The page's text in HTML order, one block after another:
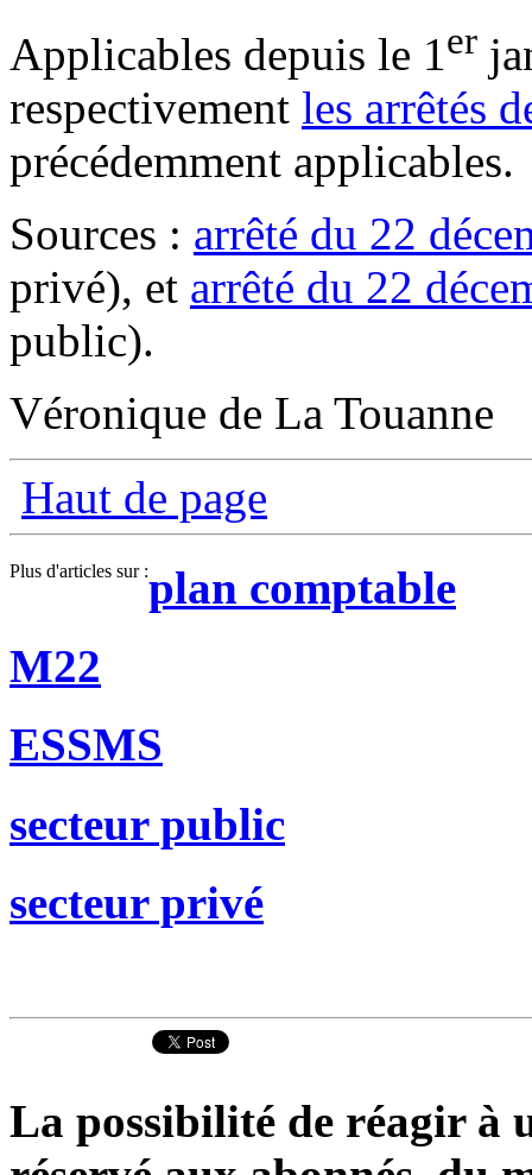
Applicables depuis le 1er
respectivement les arrêtés
précédemment applicables.
Sources : arrêté du 22
privé), et arrêté du 22
public).
Véronique de La Touanne
Haut de page
Plus d'articles sur :plan comptable
M22
ESSMS
secteur public
secteur privé
La possibilité de réagir à